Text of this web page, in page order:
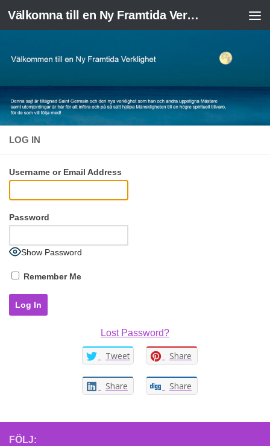
Skip to content Välkomna till en Ny Framtida Verklighet
LOG IN
Username or Email Address
Password
Show Password
Remember Me
Lost Password?
Tweet Share
Share Share
FÖLJ: